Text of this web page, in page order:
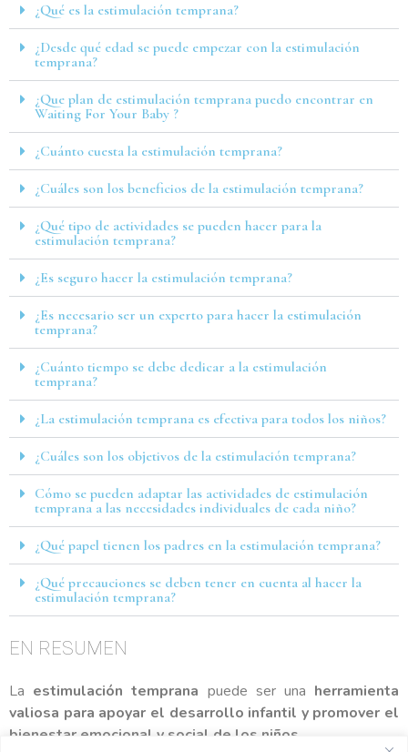
¿Qué es la estimulación temprana?
¿Desde qué edad se puede empezar con la estimulación
temprana?
¿Que plan de estimulación temprana puedo encontrar en
Waiting For Your Baby ?
¿Cuánto cuesta la estimulación temprana?
¿Cuáles son los beneficios de la estimulación temprana?
¿Qué tipo de actividades se pueden hacer para la
estimulación temprana?
¿Es seguro hacer la estimulación temprana?
¿Es necesario ser un experto para hacer la estimulación
temprana?
¿Cuánto tiempo se debe dedicar a la estimulación
temprana?
¿La estimulación temprana es efectiva para todos los niños?
¿Cuáles son los objetivos de la estimulación temprana?
Cómo se pueden adaptar las actividades de estimulación
temprana a las necesidades individuales de cada niño?
¿Qué papel tienen los padres en la estimulación temprana?
¿Qué precauciones se deben tener en cuenta al hacer la
estimulación temprana?
EN RESUMEN
La estimulación temprana puede ser una herramienta
valiosa para apoyar el desarrollo infantil y promover el
bienestar emocional y social de los niños